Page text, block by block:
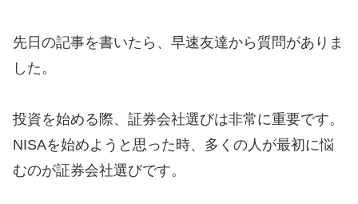
先日の記事を書いたら、早速友達から質問がありま
した。
投資を始める際、証券会社選びは非常に重要です。
NISAを始めようと思った時、多くの人が最初に悩
むのが証券会社選びです。